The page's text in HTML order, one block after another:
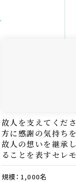
故人を支えてくだ
方に感謝の気持ち
故人の想いを継承
ることを表すセレ
規模：1,000名